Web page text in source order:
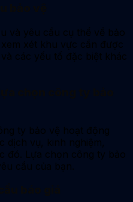
và yêu cầu cụ thể về bảo
xét khu vực cần được
các yếu tố đặc biệt khác
ty bảo vệ hoạt động
dịch vụ, kinh nghiệm,
đó. Lựa chọn công ty bảo
cầu của bạn.